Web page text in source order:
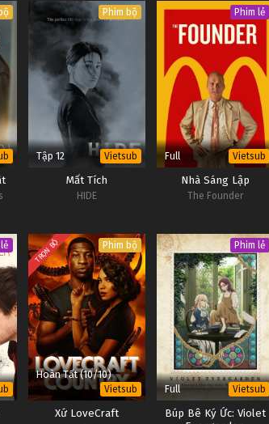
Phim bộ
Tập 12 Vietsub
Mất Tích
HIDE
Phim lẻ
Full Vietsub
Nhà Sáng Lập
The Founder
TRỌN BỘ Phim bộ
Hoàn Tất (10/10)
Vietsub
Xứ LoveCraft
Phim lẻ
Full Vietsub
Búp Bê Ký Ức: Violet